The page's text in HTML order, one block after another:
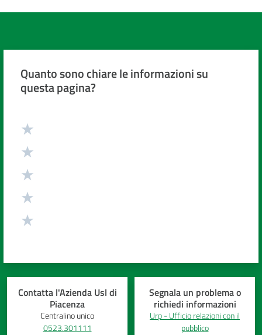
Quanto sono chiare le informazioni su
questa pagina?
Contatta l'Azienda Usl di
Piacenza
Centralino unico
0523.301111
Segnala un problema o
richiedi informazioni
Urp - Ufficio relazioni con il
pubblico